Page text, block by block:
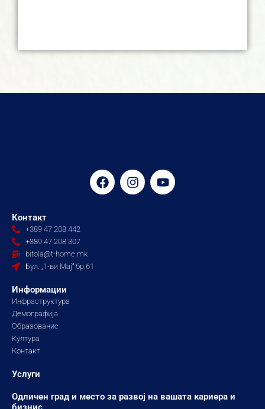
F
a
I
n
Y
o
Контакт
+389 47 208 442
+389 47 208 307
bitola@t-home.mk
Бул. „1-ви Мај“ бр.61
Информации
Инфраструктура
Демографија
Образование
Култура
Контакт
Услуги
Одличен град и место за развој на вашата кариера и